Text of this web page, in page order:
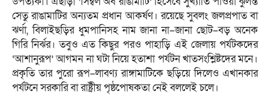
সেতু রাঙামাটির অন্যতম প্রধান আকর্ষণ। রয়েছে সুবলং জলপ্রপাত বা
ঝর্ণা, বিলাইছড়ির ধুমপানিসহ নাম জানা না–জানা ছোট–বড় অনেক
গিরি নির্ঝর। তবুও এত কিছুর পরও পাহাড়ি এই জেলায় পর্যটকদের
‘আশানুরূপ’ আগমন না ঘটা নিয়ে হতাশা পর্যটন খাতসংশ্লিষ্টদের মনে।
প্রকৃতি তার পুরো রূপ–লাবণ্য রাঙ্গামাটিকে ছড়িয়ে দিলেও এখানকার
পর্যটনে সরকারি বা রাষ্ট্রীয় পৃষ্ঠপোষকতা নেই বললেই চলে।